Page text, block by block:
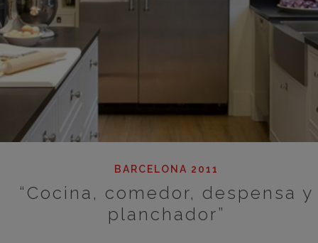
BARCELONA 2011
“Cocina, comedor, despensa y
planchador”